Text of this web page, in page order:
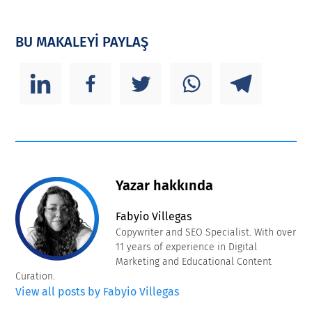
BU MAKALEYİ PAYLAŞ
Yazar hakkında
Fabyio Villegas
Copywriter and SEO Specialist. With over
11 years of experience in Digital
Marketing and Educational Content
Curation.
View all posts by Fabyio Villegas